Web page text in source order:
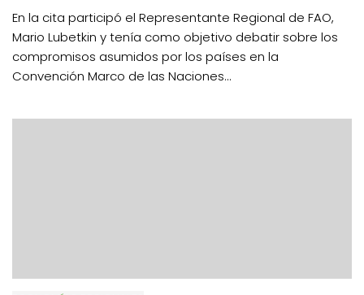
En la cita participó el Representante Regional de FAO,
Mario Lubetkin y tenía como objetivo debatir sobre los
compromisos asumidos por los países en la
Convención Marco de las Naciones...